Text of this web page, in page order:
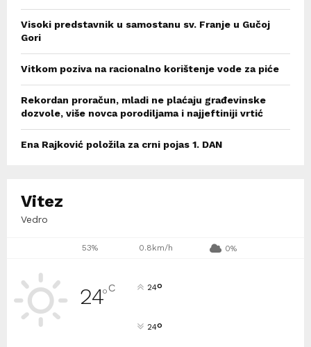
Visoki predstavnik u samostanu sv. Franje u Gučoj
Gori
Vitkom poziva na racionalno korištenje vode za piće
Rekordan proračun, mladi ne plaćaju građevinske
dozvole, više novca porodiljama i najjeftiniji vrtić
Ena Rajković položila za crni pojas 1. DAN
Vitez
Vedro
53% 0.8km/h 0%
24°C 24°
24°